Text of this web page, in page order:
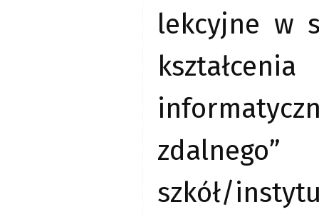
lekcyjne w
zdalnego”
szkół/